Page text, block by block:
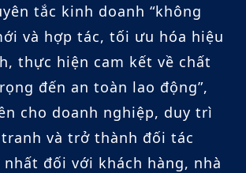
tắc kinh doanh “không
và hợp tác, tối ưu hóa hiệu
thực hiện cam kết về chất
đến an toàn lao động”,
cho doanh nghiệp, duy trì
và trở thành đối tác
đối với khách hàng, nhà